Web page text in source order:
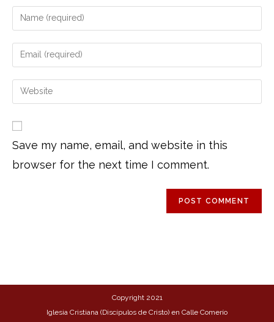
Save my name, email, and website in this
browser for the next time I comment.
Copyright 2021
Iglesia Cristiana (Discípulos de Cristo) en Calle Comerío